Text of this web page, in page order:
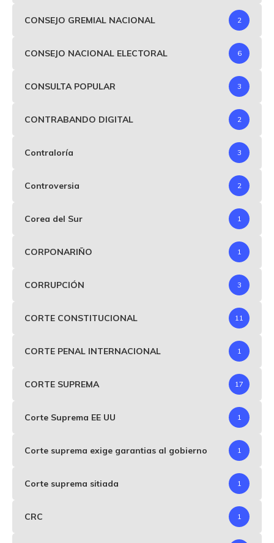
CONSEJO GREMIAL NACIONAL 2
CONSEJO NACIONAL ELECTORAL 6
CONSULTA POPULAR 3
CONTRABANDO DIGITAL 2
Contraloría 3
Controversia 2
Corea del Sur 1
CORPONARIÑO 1
CORRUPCIÓN 3
CORTE CONSTITUCIONAL 11
CORTE PENAL INTERNACIONAL 1
CORTE SUPREMA 17
Corte Suprema EE UU 1
Corte suprema exige garantias al gobierno 1
Corte suprema sitiada 1
CRC 1